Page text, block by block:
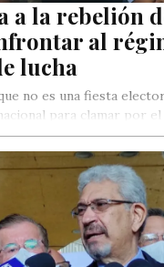
a la rebelión
al
lucha
no es una fiesta
para clamar por